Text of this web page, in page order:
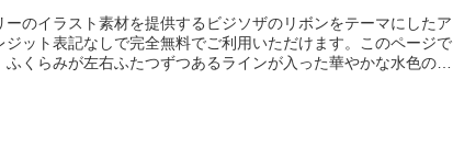
のイラスト素材を提供するビジソザのリボンをテーマにしたア
ット表記なしで完全無料でご利用いただけます。このページで
くらみが左右ふたつずつあるラインが入った華やかな水色のリ